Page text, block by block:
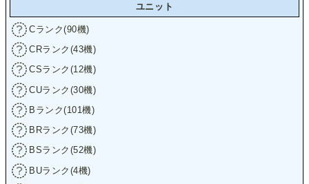
ユニット
Cランク(90機)
CRランク(43機)
CSランク(12機)
CUランク(30機)
Bランク(101機)
BRランク(73機)
BSランク(52機)
BUランク(4機)